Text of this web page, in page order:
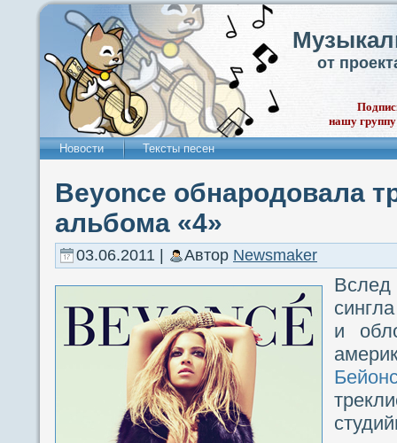
от
нашу
Новости Тексты песен
Beyonce обнародовала
альбома «4»
03.06.2011 | Автор Newsmaker
и